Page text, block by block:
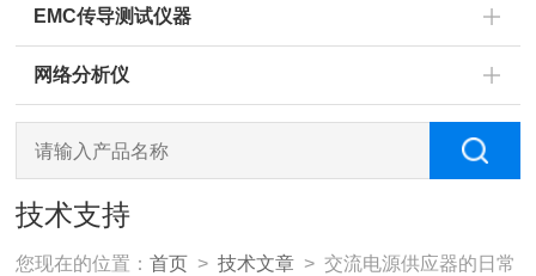
EMC传导测试仪器
网络分析仪
技术支持
您现在的位置：首页 >技术文章 > 交流电源供应器的日常